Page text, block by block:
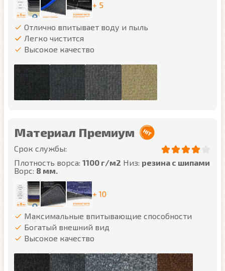
+ 5
Отлично впитывает воду и пыль
Легко чистится
Высокое качество
Материал Премиум
Срок службы:
Плотность ворса: 1100 г/м2 Низ: резина с шипами
Ворс: 8 мм.
+ 10
Максимальные впитывающие способности
Богатый внешний вид
Высокое качество